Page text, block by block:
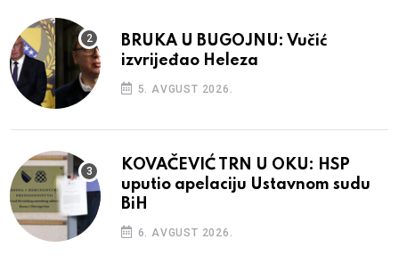
BRUKA U BUGOJNU: Vučić
izvrijeđao Heleza
5. AVGUST 2026.
KOVAČEVIĆ TRN U OKU: HSP
uputio apelaciju Ustavnom sudu
BiH
6. AVGUST 2026.